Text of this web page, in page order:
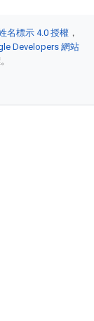
名標示 4.0 授權 ，
Developers 網站